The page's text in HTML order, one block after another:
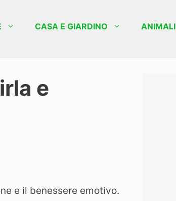
CASA E GIARDINO ANIMALI
e
e il benessere emotivo.